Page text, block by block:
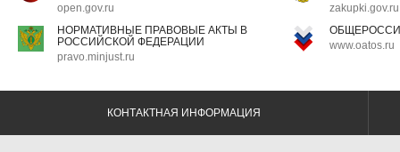
open.gov.ru
zakupki.gov.ru
НОРМАТИВНЫЕ ПРАВОВЫЕ АКТЫ В
РОССИЙСКОЙ ФЕДЕРАЦИИ
pravo.minjust.ru
www.oatos.ru
КОНТАКТНАЯ ИНФОРМАЦИЯ